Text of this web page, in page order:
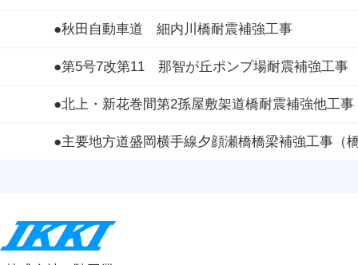
●秋田自動車道 細内川橋耐震補強工事
●第5号7改第11 那智が丘ポンプ場耐震補強工事
●北上・新花巻間第2孫屋敷架道橋耐震補強他工事
●主要地方道盛岡横手線夕顔瀬橋橋梁補